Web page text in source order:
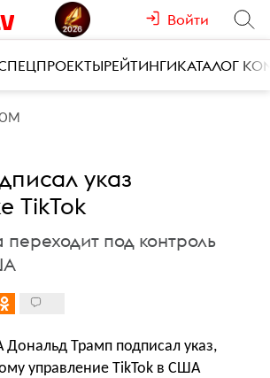
Войти
РЕЙТИНГИКАТАЛОГ
указ
TikTok
переходит под контроль
Трамп подписал указ,
управление TikTok в США